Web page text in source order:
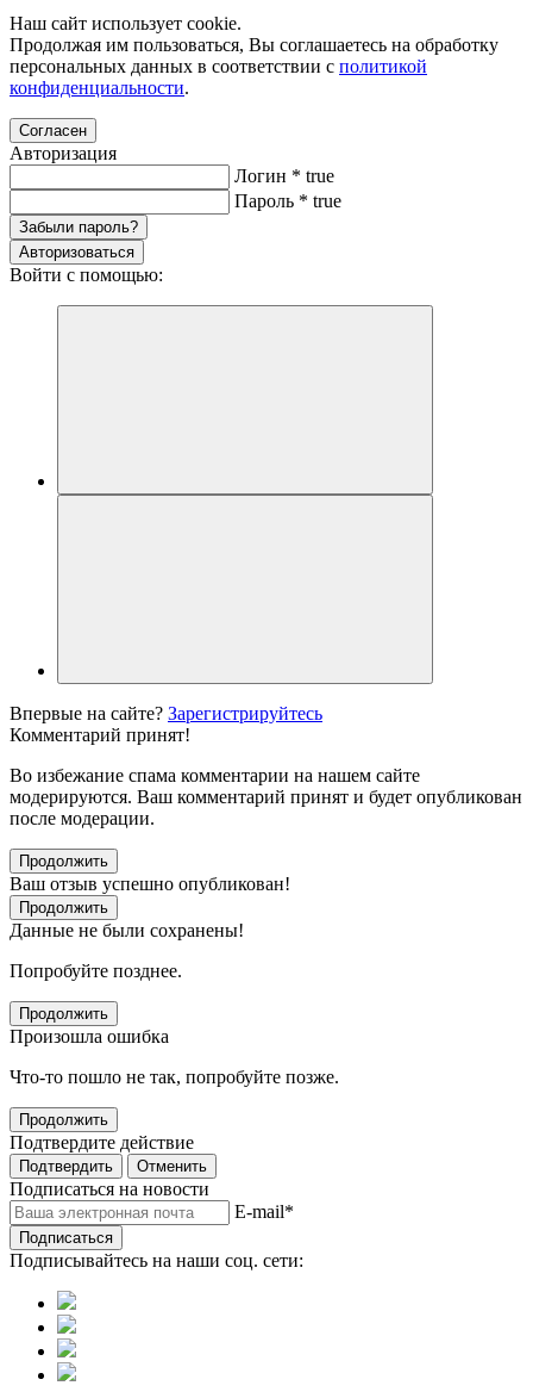
Наш сайт использует cookie.
Продолжая им пользоваться, Вы соглашаетесь на обработку
персональных данных в соответствии с политикой
конфиденциальности.
Согласен
Авторизация
Логин * true
Пароль * true
Забыли пароль?
Авторизоваться
Войти с помощью:
Впервые на сайте? Зарегистрируйтесь
Комментарий принят!
Во избежание спама комментарии на нашем сайте
модерируются. Ваш комментарий принят и будет опубликован
после модерации.
Продолжить
Ваш отзыв успешно опубликован!
Продолжить
Данные не были сохранены!
Попробуйте позднее.
Продолжить
Произошла ошибка
Что-то пошло не так, попробуйте позже.
Продолжить
Подтвердите действие
Подтвердить Отменить
Подписаться на новости
E-mail*
Подписаться
Подписывайтесь на наши соц. сети: